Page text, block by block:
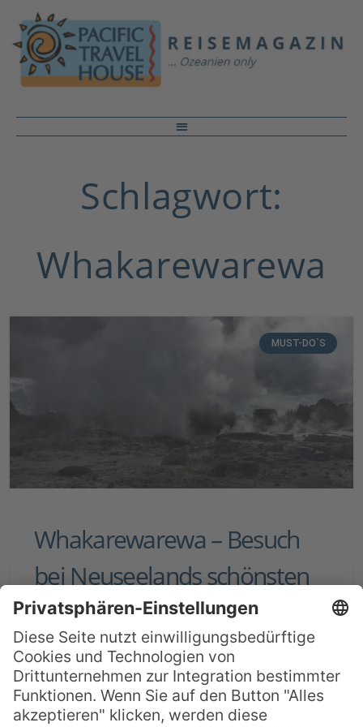
Schlagwort:
Whakarewarewa
MUST-DO`S
Whakarewarewa – Besuch
bei Neuseelands schönsten
Geysiren
Das Geothermalfeld Whakarewarewa in
Rotorua ist mit Sicherheit eine der
spektakulärsten Gegenden Neuseelands